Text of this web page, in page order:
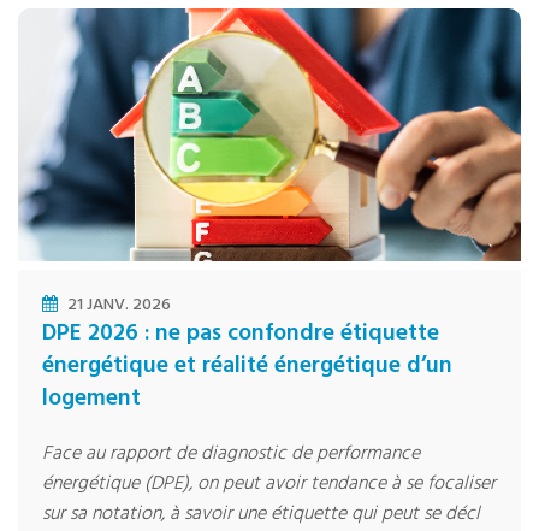
21 JANV. 2026
DPE 2026 : ne pas confondre étiquette
énergétique et réalité énergétique d’un
logement
Face au rapport de diagnostic de performance
énergétique (DPE), on peut avoir tendance à se focaliser
sur sa notation, à savoir une étiquette qui peut se décl